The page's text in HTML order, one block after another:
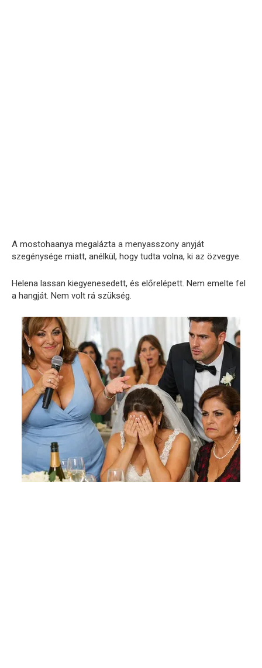
A mostohaanya megalázta a menyasszony anyját
szegénysége miatt, anélkül, hogy tudta volna, ki az özvegye.
Helena lassan kiegyenesedett, és előrelépett. Nem emelte fel
a hangját. Nem volt rá szükség.